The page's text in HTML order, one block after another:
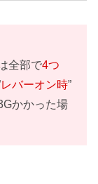
全部で4つ
レバーオン時”
かかった場